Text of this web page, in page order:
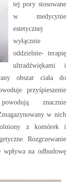
tej pory stosowane
w medycynie
estetycznej
wyłącznie
oddzielnie- terapię
ultradźwiękami i
obszar ciała do
przyśpieszenie
znacznie
w nich
z komórek i
Rozgrzewanie
na odbudowę